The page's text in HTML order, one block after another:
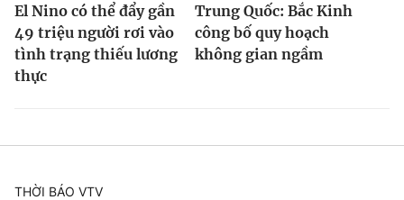
El Nino có thể đẩy gần
49 triệu người rơi vào
tình trạng thiếu lương
thực
Trung Quốc: Bắc Kinh
công bố quy hoạch
không gian ngầm
THỜI BÁO VTV